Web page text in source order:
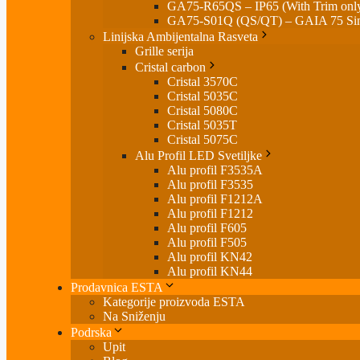
GA75-R65QS – IP65 (With Trim
GA75-S01Q (QS/QT) – GAIA 75
Linijska Ambijentalna Rasveta
Grille serija
Cristal carbon
Cristal 3570C
Cristal 5035C
Cristal 5080C
Cristal 5035T
Cristal 5075C
Alu Profil LED Svetiljke
Alu profil F3535A
Alu profil F3535
Alu profil F1212A
Alu profil F1212
Alu profil F605
Alu profil F505
Alu profil KN42
Alu profil KN44
Prodavnica ESTA
Kategorije proizvoda ESTA
Na Sniženju
Podrska
Upit